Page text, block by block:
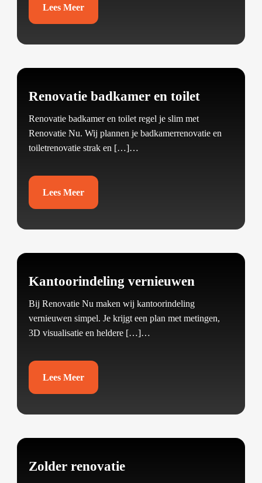
Lees Meer
Renovatie badkamer en toilet
Renovatie badkamer en toilet regel je slim met
Renovatie Nu.​ Wij plannen je badkamerrenovatie en
toiletrenovatie strak en […]…
Lees Meer
Kantoorindeling vernieuwen
Bij Renovatie Nu maken wij kantoorindeling
vernieuwen simpel.​ Je krijgt een plan met metingen,
3D visualisatie en heldere […]…
Lees Meer
Zolder renovatie